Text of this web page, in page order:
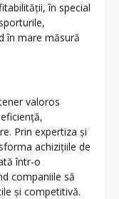
în special
în mare măsură
valoros
Prin expertiza și
achizițiile de
într-o
companiile să
și competitivă.